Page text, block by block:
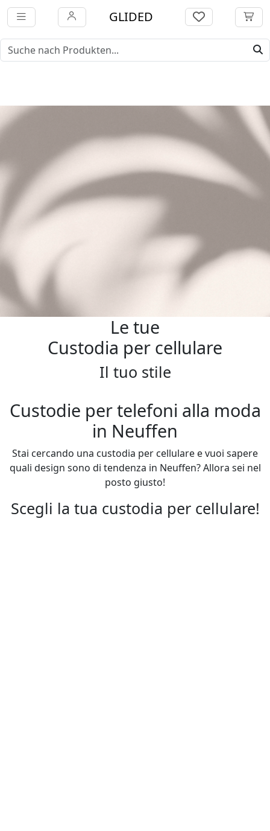
GLIDED
Le tue
Custodia per cellulare
Il tuo stile
Custodie per telefoni alla moda
in Neuffen
Stai cercando una custodia per cellulare e vuoi sapere
quali design sono di tendenza in Neuffen? Allora sei nel
posto giusto!
Scegli la tua custodia per cellulare!